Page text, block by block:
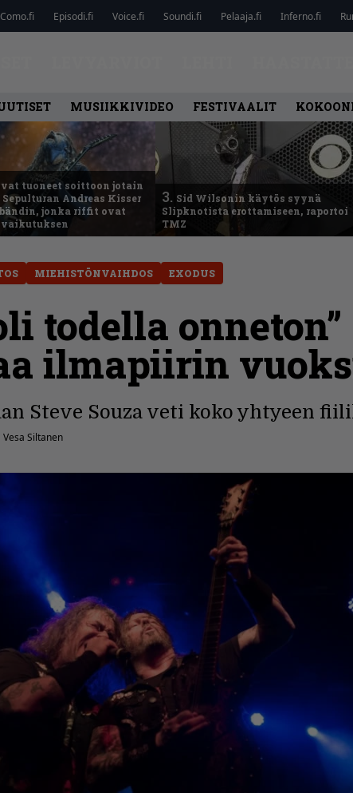
Como.fi Episodi.fi Voice.fi Soundi.fi Pelaaja.fi Inferno.fi
MUSIIKKIVIDEO FESTIVAALIT
tuoneet soittoon jotain
Sepulturan Andreas Kisser
jonka riffit ovat
vaikutuksen
3. Sid Wilsonin käytös syynä
Slipknotista erottamiseen, raportoi
TMZ
MIEHISTÖNVAIHDOS EXODUS
todella
ilmapiirin
Steve Souza veti koko yhtyeen
Vesa Siltanen